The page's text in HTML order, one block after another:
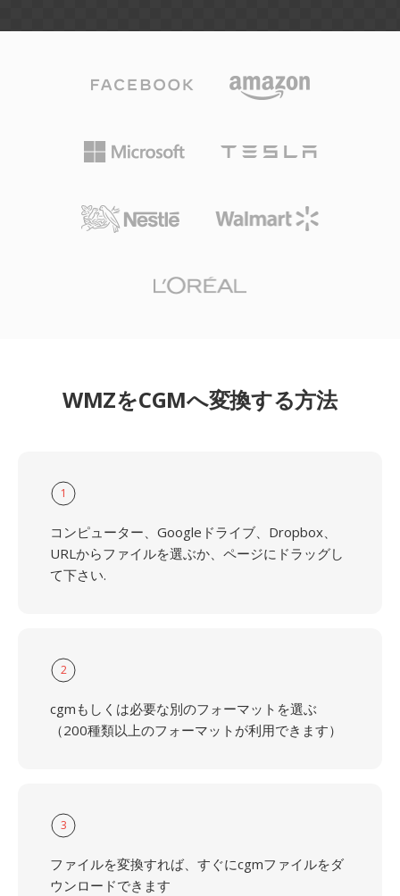
WMZをCGMへ変換する方法
1
コンピューター、Googleドライブ、Dropbox、
URLからファイルを選ぶか、ページにドラッグし
て下さい.
2
cgmもしくは必要な別のフォーマットを選ぶ
（200種類以上のフォーマットが利用できます）
3
ファイルを変換すれば、すぐにcgmファイルをダ
ウンロードできます